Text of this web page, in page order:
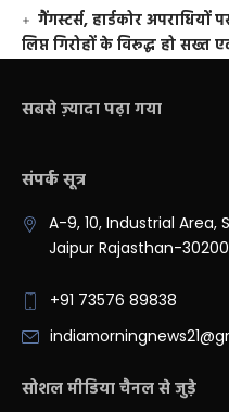
गैंगस्टर्स, हार्डकोर
लिप्त गिरोहों के विरूद्ध हो सख्त
सबसे ज़्यादा पढ़ा गया
संपर्क सूत्र
A-9, 10, Industrial Area,
Jaipur Rajasthan-
+91 73576 89838
सोशल मीडिया चैनल से जुड़े